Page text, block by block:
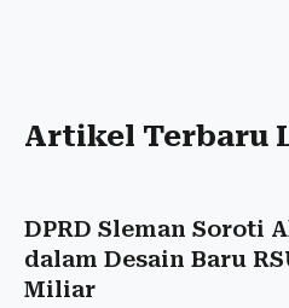
Artikel Terbaru
DPRD Sleman Soroti
dalam Desain Baru
Miliar